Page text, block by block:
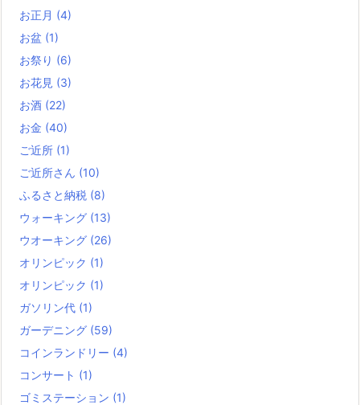
お正月 (4)
お盆 (1)
お祭り (6)
お花見 (3)
お酒 (22)
お金 (40)
ご近所 (1)
ご近所さん (10)
ふるさと納税 (8)
ウォーキング (13)
ウオーキング (26)
オリンピック (1)
オリンピック (1)
ガソリン代 (1)
ガーデニング (59)
コインランドリー (4)
コンサート (1)
ゴミステーション (1)